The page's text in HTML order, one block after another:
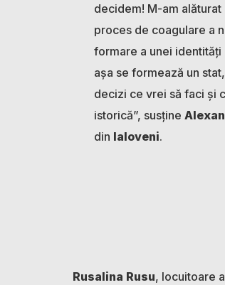
decidem! M-am alăturat
proces de coagulare a
formare a unei
așa se formează un
decizi ce vrei să faci și
istorică”, susține
din Ialoveni.
Rusalina Rusu, locuitoare